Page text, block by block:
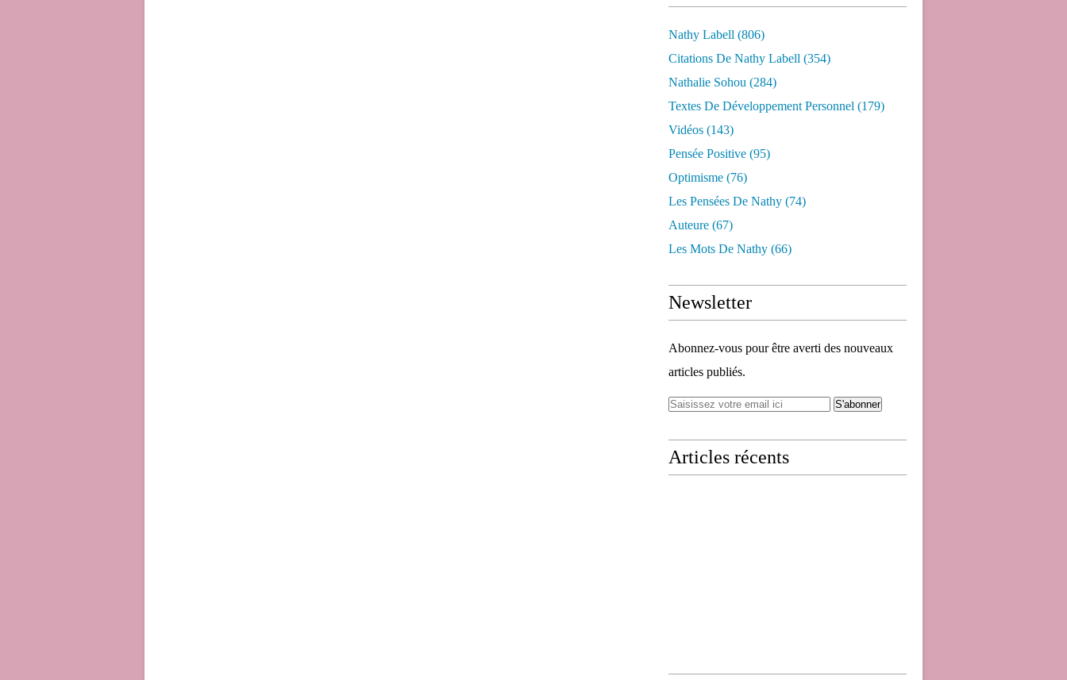
Nathy Labell (806)
Citations De Nathy Labell (354)
Nathalie Sohou (284)
Textes De Développement Personnel (179)
Vidéos (143)
Pensée Positive (95)
Optimisme (76)
Les Pensées De Nathy (74)
Auteure (67)
Les Mots De Nathy (66)
Newsletter
Abonnez-vous pour être averti des nouveaux
articles publiés.
Articles récents